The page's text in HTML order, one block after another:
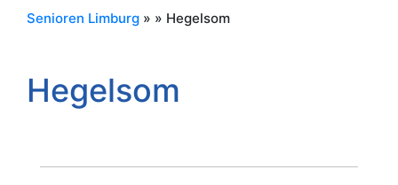
Senioren Limburg » » Hegelsom
Hegelsom